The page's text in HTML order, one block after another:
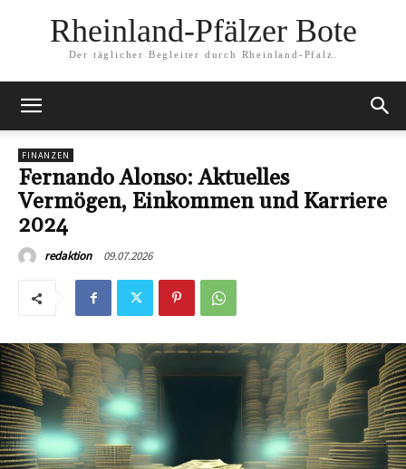
Rheinland-Pfälzer Bote
Der täglicher Begleiter durch Rheinland-Pfalz.
FINANZEN
Fernando Alonso: Aktuelles
Vermögen, Einkommen und Karriere
2024
redaktion 09.07.2026